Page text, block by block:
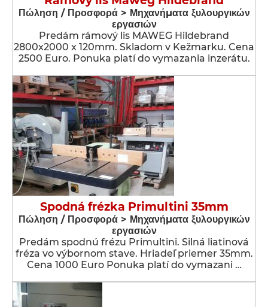
Πώληση / Προσφορά > Μηχανήματα ξυλουργικών
εργασιών
Predám rámový lis MAWEG Hildebrand
2800x2000 x 120mm. Skladom v Kežmarku. Cena
2500 Euro. Ponuka platí do vymazania inzerátu.
Spodná frézka Primultini 35mm
Πώληση / Προσφορά > Μηχανήματα ξυλουργικών
εργασιών
Predám spodnú frézu Primultini. Silná liatinová
fréza vo výbornom stave. Hriadeľ priemer 35mm.
Cena 1000 Euro Ponuka platí do vymazani …